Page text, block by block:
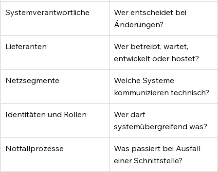
Systemverantwortliche
Wer entscheidet bei
Änderungen?
Lieferanten
Wer betreibt, wartet,
entwickelt oder hostet?
Netzsegmente
Welche Systeme
kommunizieren technisch?
Identitäten und Rollen
Wer darf
systemübergreifend was?
Notfallprozesse
Was passiert bei Ausfall
einer Schnittstelle?